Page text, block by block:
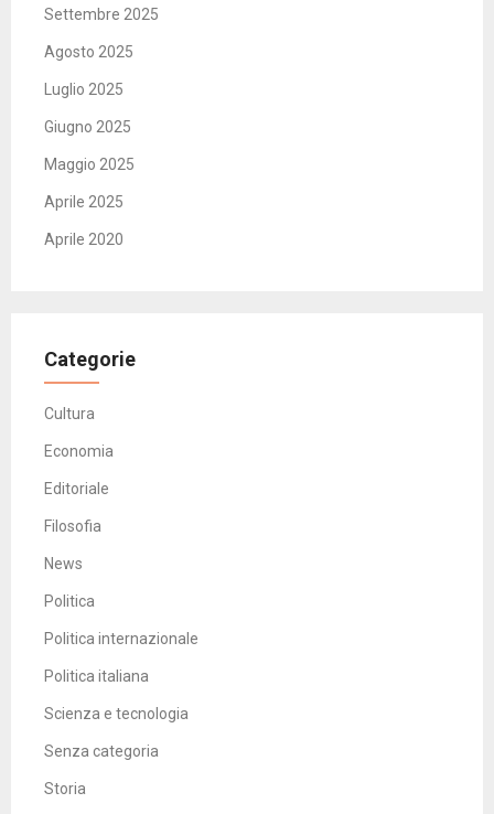
Settembre 2025
Agosto 2025
Luglio 2025
Giugno 2025
Maggio 2025
Aprile 2025
Aprile 2020
Categorie
Cultura
Economia
Editoriale
Filosofia
News
Politica
Politica internazionale
Politica italiana
Scienza e tecnologia
Senza categoria
Storia